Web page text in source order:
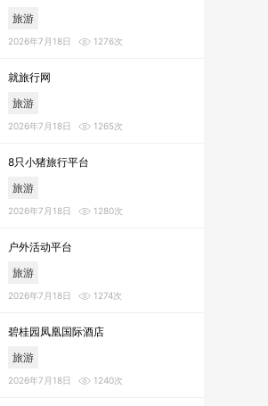
旅游
2026年7月18日 1276次
就旅行网
旅游
2026年7月18日 1265次
8只小猪旅行平台
旅游
2026年7月18日 1280次
户外活动平台
旅游
2026年7月18日 1274次
碧桂园凤凰国际酒店
旅游
2026年7月18日 1240次